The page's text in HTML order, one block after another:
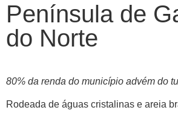
Península de
do Norte
80% da renda do município advém do
Rodeada de águas cristalinas e areia